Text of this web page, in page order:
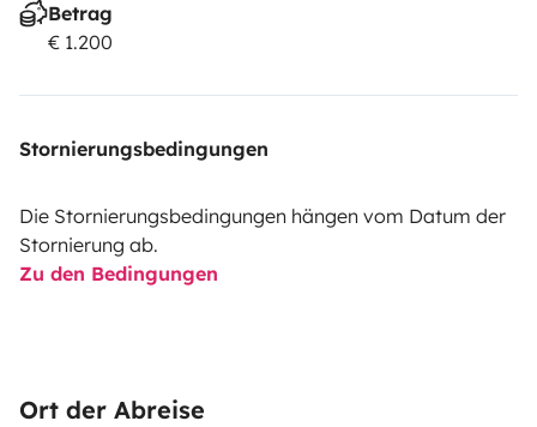
Betrag
€ 1.200
Stornierungsbedingungen
Die Stornierungsbedingungen hängen vom Datum der
Stornierung ab.
Zu den Bedingungen
Ort der Abreise